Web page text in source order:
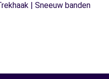
| Sneeuw banden